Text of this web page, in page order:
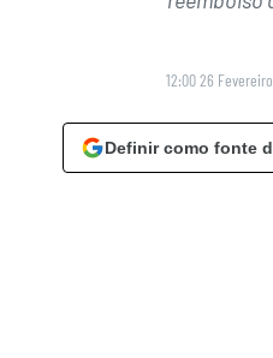
12:00 26
Definir como fonte